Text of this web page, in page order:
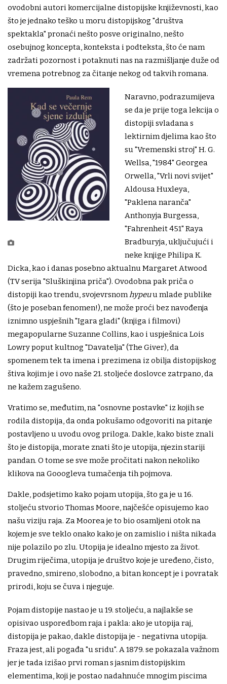
ovodobni autori komercijalne distopijske književnosti, kao
što je jednako teško u moru distopijskog "društva
spektakla" pronaći nešto posve originalno, nešto
osebujnog koncepta, konteksta i podteksta, što će nam
zadržati pozornost i potaknuti nas na razmišljanje duže od
vremena potrebnog za čitanje nekog od takvih romana.
Naravno, podrazumijeva
se da je prije toga lekcija o
distopiji svladana s
lektirnim djelima kao što
su "Vremenski stroj" H. G.
Wellsa, "1984" Georgea
Orwella, "Vrli novi svijet"
Aldousa Huxleya,
"Paklena naranča"
Anthonyja Burgessa,
"Fahrenheit 451" Raya
Bradburyja, uključujući i
neke knjige Philipa K.
Dicka, kao i danas posebno aktualnu Margaret Atwood
(TV serija "Sluškinjina priča"). Ovodobna pak priča o
distopiji kao trendu, svojevrsnomhypeuu mlade publike
(što je poseban fenomen!), ne može proći bez navođenja
iznimno uspješnih "Igara gladi" (knjiga i filmovi)
megapopularne Suzanne Collins, kao i uspješnica Lois
Lowry poput kultnog "Davatelja" (The Giver), da
spomenem tek ta imena i prezimena iz obilja distopijskog
štiva kojim je i ovo naše 21. stoljeće doslovce zatrpano, da
ne kažem zagušeno.
Vratimo se, međutim, na "osnovne postavke" iz kojih se
rodila distopija, da onda pokušamo odgovoriti na pitanje
postavljeno u uvodu ovog priloga. Dakle, kako biste znali
što je distopija, morate znati što je utopija, njezin stariji
pandan. O tome se sve može pročitati nakon nekoliko
klikova na Gooogleva tumačenja tih pojmova.
Dakle, podsjetimo kako pojam utopija, što ga je u 16.
stoljeću stvorio Thomas Moore, najčešće opisujemo kao
našu viziju raja. Za Moorea je to bio osamljeni otok na
kojem je sve teklo onako kako je on zamislio i ništa nikada
nije polazilo po zlu. Utopija je idealno mjesto za život.
Drugim riječima, utopija je društvo koje je uređeno, čisto,
pravedno, smireno, slobodno, a bitan koncept je i povratak
prirodi, koju se čuva i njeguje.
Pojam distopije nastao je u 19. stoljeću, a najlakše se
opisivao usporedbom raja i pakla: ako je utopija raj,
distopija je pakao, dakle distopija je - negativna utopija.
Fraza jest, ali pogađa "u sridu". A 1879. se pokazala važnom
jer je tada izišao prvi roman s jasnim distopijskim
elementima, koji je postao nadahnuće mnogim piscima